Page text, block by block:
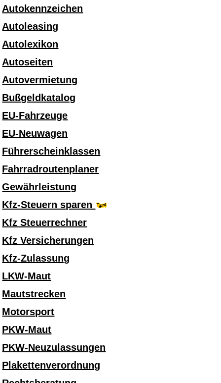
Autokennzeichen
Autoleasing
Autolexikon
Autoseiten
Autovermietung
Bußgeldkatalog
EU-Fahrzeuge
EU-Neuwagen
Führerscheinklassen
Fahrradroutenplaner
Gewährleistung
Kfz-Steuern sparen
Kfz Steuerrechner
Kfz Versicherungen
Kfz-Zulassung
LKW-Maut
Mautstrecken
Motorsport
PKW-Maut
PKW-Neuzulassungen
Plakettenverordnung